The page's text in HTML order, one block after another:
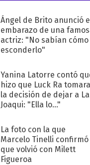
Ángel de Brito anunció
embarazo de una
actriz: "No sabían cómo
esconderlo"
Yanina Latorre contó
hizo que Luck Ra tomara
la decisión de dejar a La
Joaqui: "Ella lo..."
La foto con la que
Marcelo Tinelli confirmó
que volvió con Milett
Figueroa